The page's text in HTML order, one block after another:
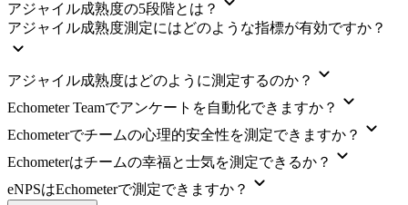
アジャイル成熟度の5段階とは？
アジャイル成熟度測定にはどのような指標が有効ですか？
アジャイル成熟度はどのように測定するのか？
Echometer Teamでアンケートを自動化できますか？
Echometerでチームの心理的安全性を測定できますか？
Echometerはチームの幸福と士気を測定できるか？
eNPSはEchometerで測定できますか？